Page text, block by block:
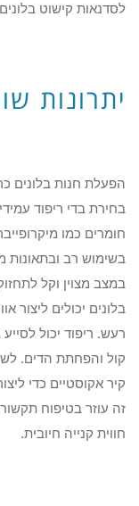
לסדנאות קישוט
יתרונות
הפעלת חנות בלונים
בחירת בדי ריפוד
חומרים כמו
בשימוש רב ובתאונות
במצב מצוין וקל
בלונים יכולים ליצור
רעש. ריפוד יכול
קול והפחתת הדים.
קיר אקוסטיים כדי
זה עוזר בטיפוח
חווית קנייה חיובית.